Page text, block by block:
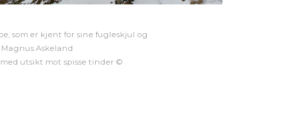
som er kjent for sine fugleskjul og
Askeland
utsikt mot spisse tinder ©